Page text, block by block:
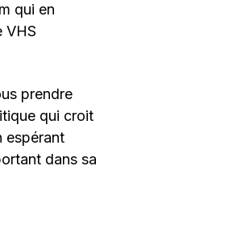
qui en
VHS
prendre
qui croit
espérant
dans sa